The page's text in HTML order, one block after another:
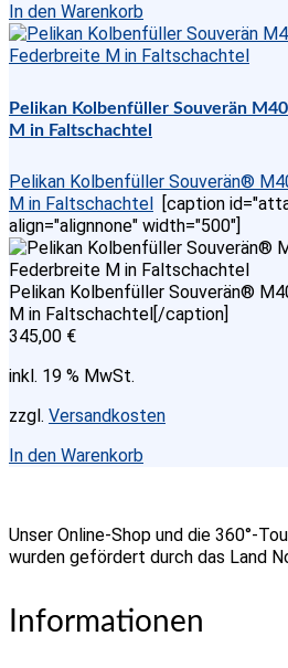
In den Warenkorb
Pelikan Kolbenfüller Souverän
M in Faltschachtel
Pelikan Kolbenfüller Souverän®
M in Faltschachtel [caption
align="alignnone" width="500"]
Pelikan Kolbenfüller Souverän®
M in Faltschachtel[/caption]
345,00 €
inkl. 19 % MwSt.
zzgl. Versandkosten
In den Warenkorb
Unser Online-Shop und die 360°-
wurden gefördert durch das Land
Informationen